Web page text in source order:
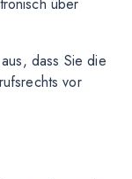
dass Sie die
vor